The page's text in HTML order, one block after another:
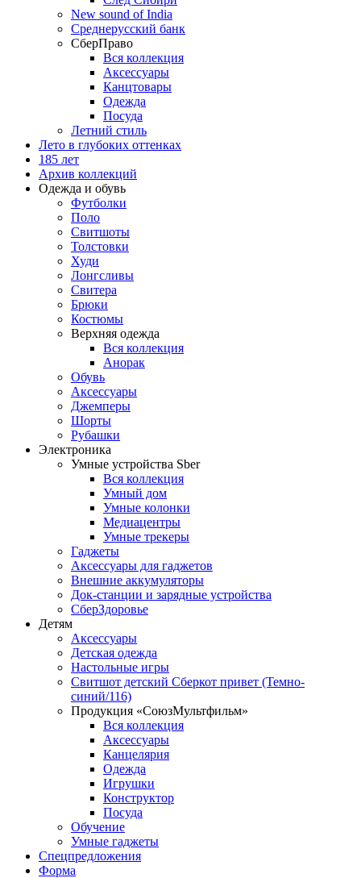
New sound of India
Среднерусский банк
СберПраво
Вся коллекция
Аксессуары
Канцтовары
Одежда
Посуда
Летний стиль
Лето в глубоких оттенках
185 лет
Архив коллекций
Одежда и обувь
Футболки
Поло
Свитшоты
Толстовки
Худи
Лонгсливы
Свитера
Брюки
Костюмы
Верхняя одежда
Вся коллекция
Анорак
Обувь
Аксессуары
Джемперы
Шорты
Рубашки
Электроника
Умные устройства Sber
Вся коллекция
Умный дом
Умные колонки
Медиацентры
Умные трекеры
Гаджеты
Аксессуары для гаджетов
Внешние аккумуляторы
Док-станции и зарядные устройства
СберЗдоровье
Детям
Аксессуары
Детская одежда
Настольные игры
Свитшот детский Сберкот привет (Темно-
синий/116)
Продукция «СоюзМультфильм»
Вся коллекция
Аксессуары
Канцелярия
Одежда
Игрушки
Конструктор
Посуда
Обучение
Умные гаджеты
Спецпредложения
Форма